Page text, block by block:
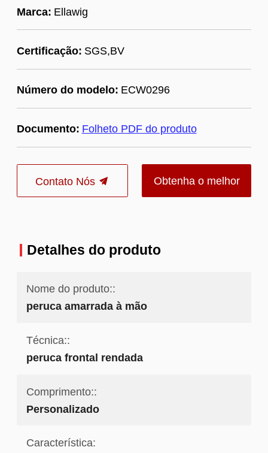
Marca: Ellawig
Certificação: SGS,BV
Número do modelo: ECW0296
Documento: Folheto PDF do produto
Contato Nós Obtenha o melhor
Detalhes do produto
Nome do produto::
peruca amarrada à mão
Técnica::
peruca frontal rendada
Comprimento::
Personalizado
Característica: